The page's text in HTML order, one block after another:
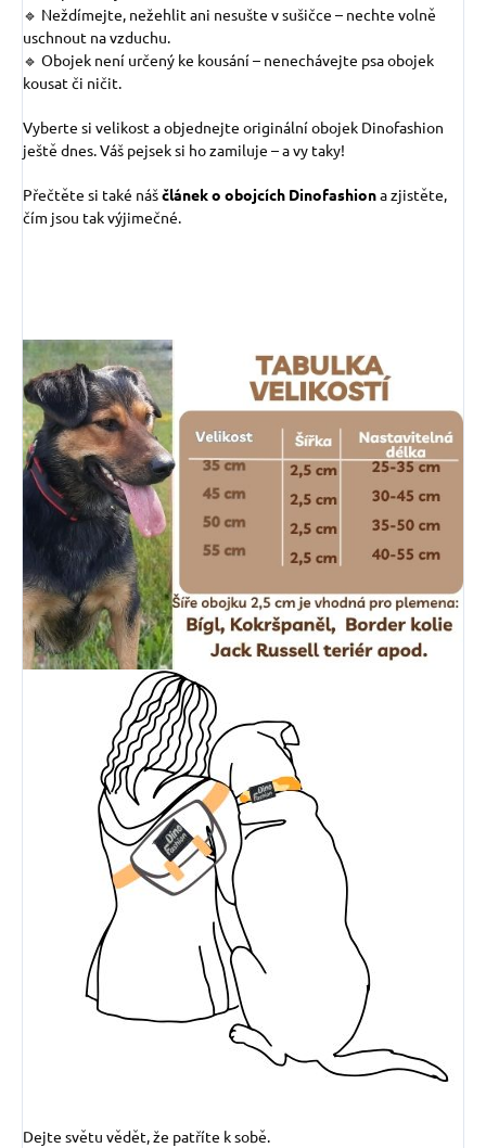
🔹 Neždímejte, nežehlit ani nesušte v sušičce – nechte volně
uschnout na vzduchu.
🔹 Obojek není určený ke kousání – nenechávejte psa obojek
kousat či ničit.
Vyberte si velikost a objednejte originální obojek Dinofashion
ještě dnes. Váš pejsek si ho zamiluje – a vy taky!
Přečtěte si také náščlánek o obojcích Dinofashiona zjistěte,
čím jsou tak výjimečné.
Dejte světu vědět, že patříte k sobě.